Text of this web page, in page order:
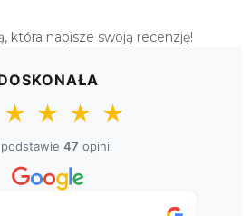
która napisze swoją recenzję!
★ ★ ★ ★
47 opinii